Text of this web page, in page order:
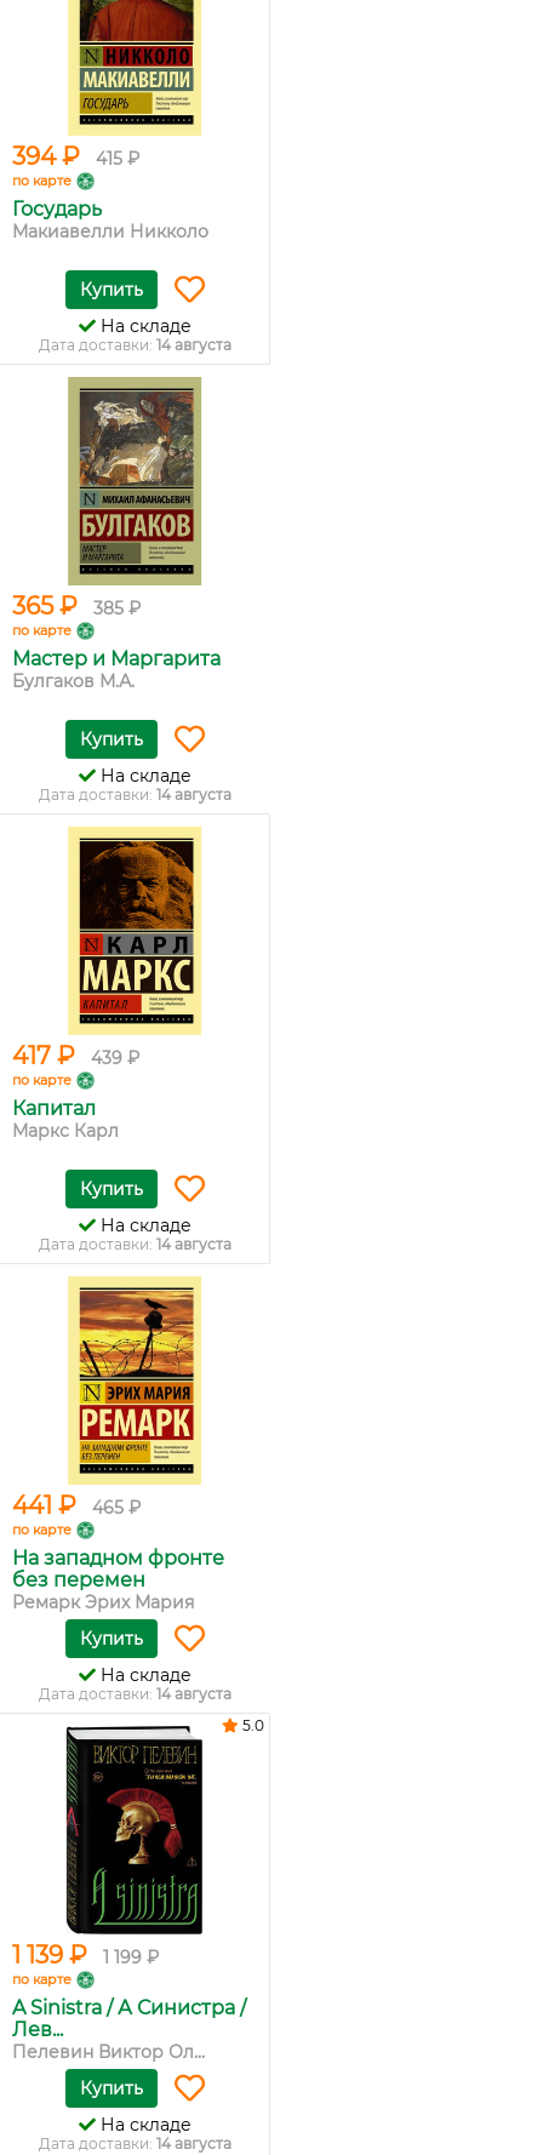
394 ₽ 415 ₽
по карте
Государь
Макиавелли Никколо
Купить
На складе
Дата доставки: 14 августа
365 ₽ 385 ₽
по карте
Мастер и Маргарита
Булгаков М.А.
Купить
На складе
Дата доставки: 14 августа
417 ₽ 439 ₽
по карте
Капитал
Маркс Карл
Купить
На складе
Дата доставки: 14 августа
441 ₽ 465 ₽
по карте
На западном фронте
без перемен
Ремарк Эрих Мария
Купить
На складе
Дата доставки: 14 августа
1 139 ₽ 1 199 ₽
по карте
A Sinistra / А Синистра /
Лев...
Пелевин Виктор Ол...
5.0
Купить
На складе
Дата доставки: 14 августа